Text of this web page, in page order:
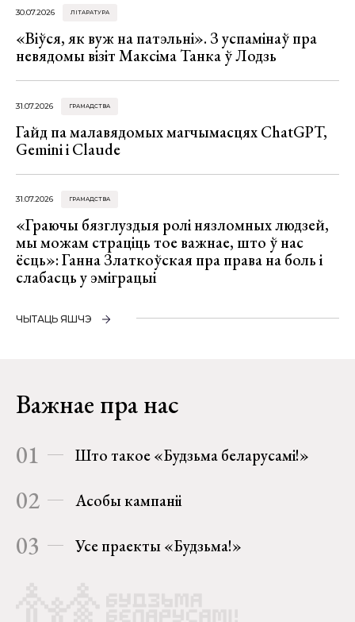
30.07.2026 ЛІТАРАТУРА
«Віўся, як вуж на патэльні». З успамінаў пра
невядомы візіт Максіма Танка ў Лодзь
31.07.2026 ГРАМАДСТВА
Гайд па малавядомых магчымасцях ChatGPT,
Gemini і Claude
31.07.2026 ГРАМАДСТВА
«Граючы бязглуздыя ролі нязломных людзей,
мы можам страціць тое важнае, што ў нас
ёсць»: Ганна Златкоўская пра права на боль і
слабасць у эміграцыі
ЧЫТАЦЬ ЯШЧЭ
Важнае пра нас
01 Што такое «Будзьма беларусамі!»
02 Асобы кампаніі
03 Усе праекты «Будзьма!»